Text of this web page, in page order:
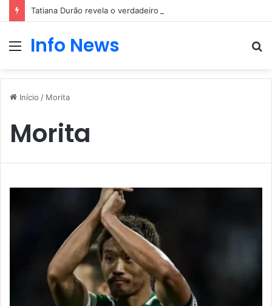
Menu
Info News
Início / Morita
Morita